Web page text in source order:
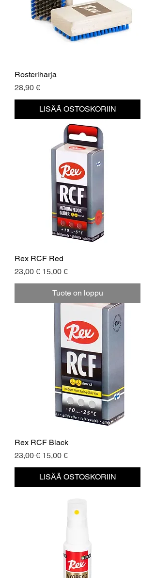
Rosteriharja
Hinta
28,90 €
LISÄÄ OSTOSKORIIN
Rex RCF Red
Normaali hinta
23,00 € Alehinta
15,00 €
Tuote on loppu
Rex RCF Black
Normaali hinta
23,00 € Alehinta
15,00 €
LISÄÄ OSTOSKORIIN